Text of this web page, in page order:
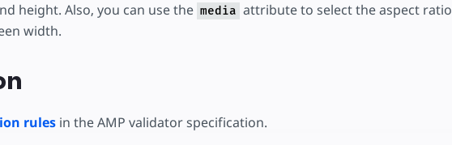
height. Also, you can use the media attribute to select the aspect ratio
width.
rulesin the AMP validator specification.